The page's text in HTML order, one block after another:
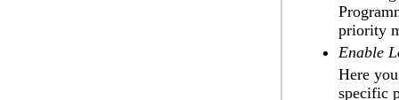
priority
Enable
Here
specific